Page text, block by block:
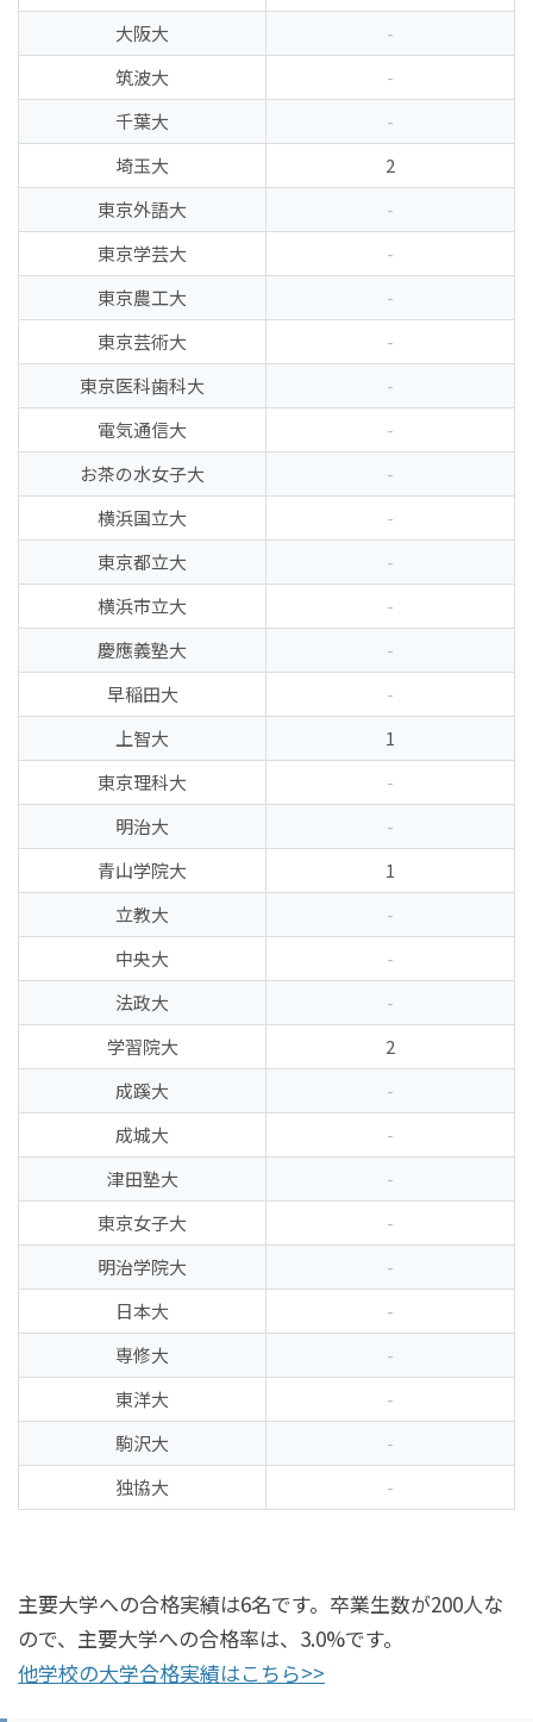
大阪大
-
筑波大
-
千葉大
-
埼玉大
2
東京外語大
-
東京学芸大
-
東京農工大
-
東京芸術大
-
東京医科歯科大
-
電気通信大
-
お茶の水女子大
-
横浜国立大
-
東京都立大
-
横浜市立大
-
慶應義塾大
-
早稲田大
-
上智大
1
東京理科大
-
明治大
-
青山学院大
1
立教大
-
中央大
-
法政大
-
学習院大
2
成蹊大
-
成城大
-
津田塾大
-
東京女子大
-
明治学院大
-
日本大
-
専修大
-
東洋大
-
駒沢大
-
独協大
-
主要大学への合格実績は6名です。卒業生数が200人な
ので、主要大学への合格率は、3.0%です。
他学校の大学合格実績はこちら>>